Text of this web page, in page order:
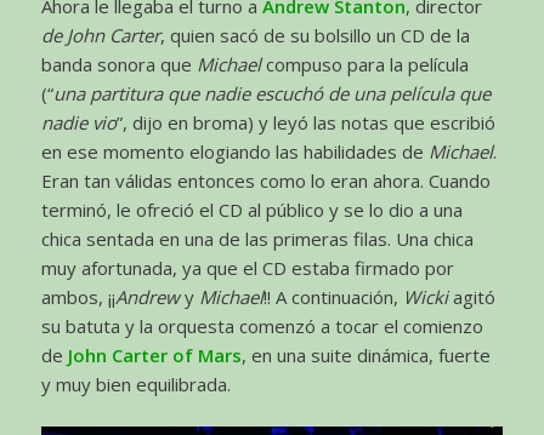
Ahora le llegaba el turno a Andrew Stanton, director
de John Carter, quien sacó de su bolsillo un CD de la
banda sonora que Michaelcompuso para la película
(“una partitura que nadie escuchó de una película que
nadie vio”, dijo en broma) y leyó las notas que escribió
en ese momento elogiando las habilidades de Michael.
Eran tan válidas entonces como lo eran ahora. Cuando
terminó, le ofreció el CD al público y se lo dio a una
chica sentada en una de las primeras filas. Una chica
muy afortunada, ya que el CD estaba firmado por
ambos, ¡¡Andrewy Michael!! A continuación, Wickiagitó
su batuta y la orquesta comenzó a tocar el comienzo
de John Carter of Mars, en una suite dinámica, fuerte
y muy bien equilibrada.